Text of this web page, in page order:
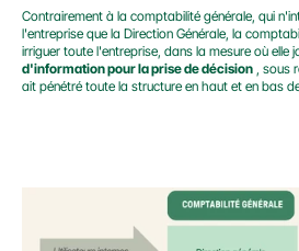
Contrairement à la comptabilité générale, qui
l'entreprise que la Direction Générale, la
irriguer toute l'entreprise, dans la mesure où elle
d'information pour la prise de décision , sous
ait pénétré toute la structure en haut et en bas